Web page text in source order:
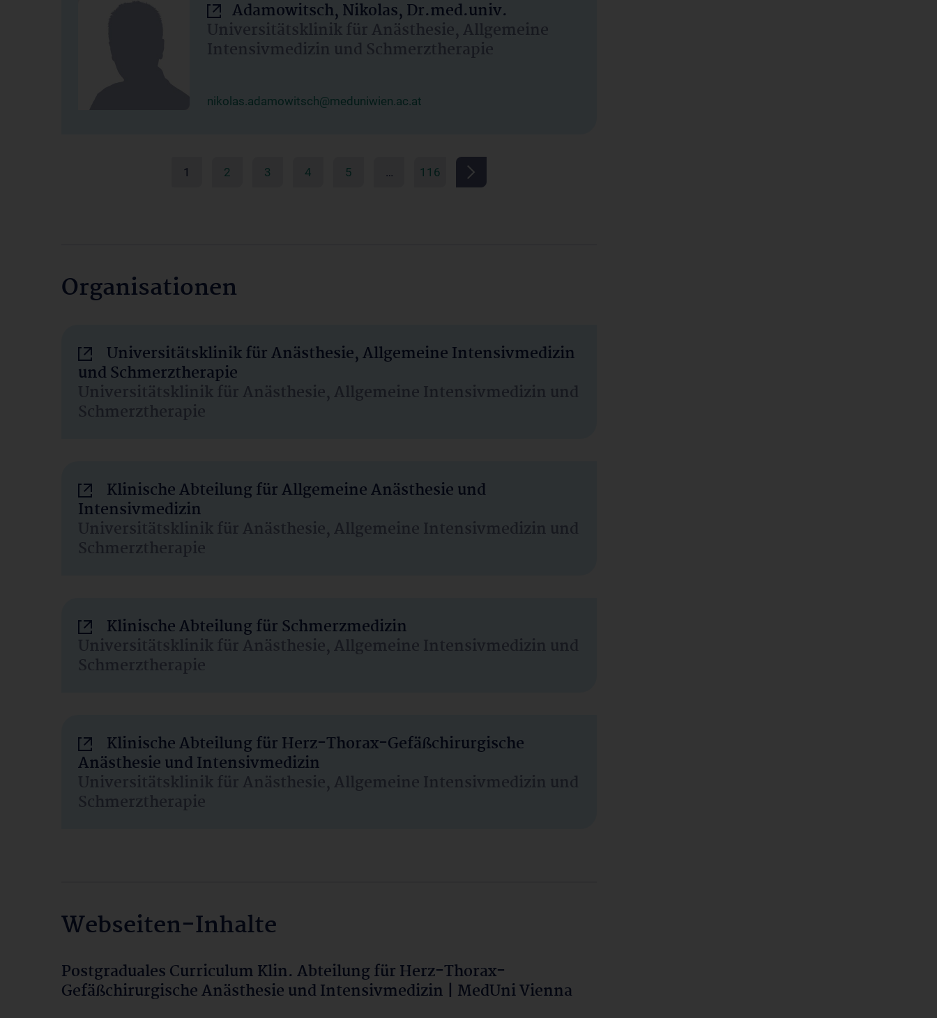
Adamowitsch, Nikolas, Dr.med.univ.
Universitätsklinik für Anästhesie, Allgemeine
Intensivmedizin und Schmerztherapie
nikolas.adamowitsch@meduniwien.ac.at
1 2 3 4 5 … 116
Organisationen
Universitätsklinik für Anästhesie, Allgemeine Intensivmedizin
und Schmerztherapie
Universitätsklinik für Anästhesie, Allgemeine Intensivmedizin und
Schmerztherapie
Klinische Abteilung für Allgemeine Anästhesie und
Intensivmedizin
Universitätsklinik für Anästhesie, Allgemeine Intensivmedizin und
Schmerztherapie
Klinische Abteilung für Schmerzmedizin
Universitätsklinik für Anästhesie, Allgemeine Intensivmedizin und
Schmerztherapie
Klinische Abteilung für Herz-Thorax-Gefäßchirurgische
Anästhesie und Intensivmedizin
Universitätsklinik für Anästhesie, Allgemeine Intensivmedizin und
Schmerztherapie
Webseiten-Inhalte
Postgraduales Curriculum Klin. Abteilung für Herz-Thorax-
Gefäßchirurgische Anästhesie und Intensivmedizin | MedUni Vienna